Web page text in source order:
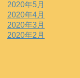
2020年5月
2020年4月
2020年3月
2020年2月